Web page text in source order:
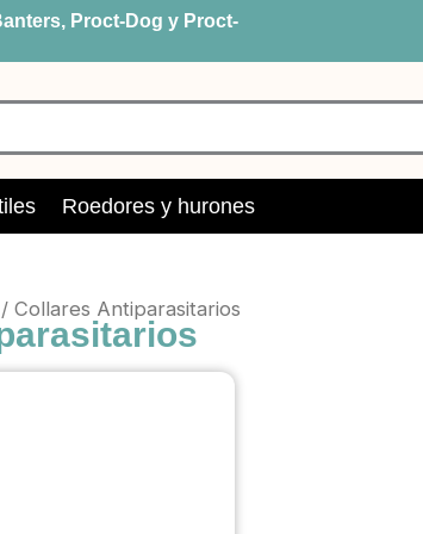
Proct-Dog y Proct-
Roedores y hurones
/ Collares Antiparasitarios